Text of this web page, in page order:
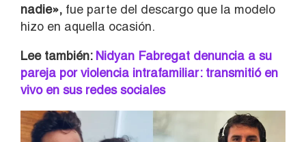
nadie», fue parte del descargo que la modelo
hizo en aquella ocasión.
Lee también: Nidyan Fabregat denuncia a su
pareja por violencia intrafamiliar: transmitió en
vivo en sus redes sociales